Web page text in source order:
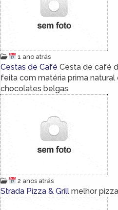
1 ano atrás
Cestas de Café Cesta de café
feita com matéria prima
chocolates belgas
2 anos atrás
Strada Pizza & Grill melhor